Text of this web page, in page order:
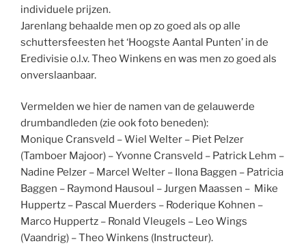
individuele prijzen.
Jarenlang behaalde men op zo goed als op alle
schuttersfeesten het ‘Hoogste Aantal Punten’ in de
Eredivisie o.l.v. Theo Winkens en was men zo goed als
onverslaanbaar.
Vermelden we hier de namen van de gelauwerde
drumbandleden (zie ook foto beneden):
Monique Cransveld – Wiel Welter – Piet Pelzer
(Tamboer Majoor) – Yvonne Cransveld – Patrick Lehm –
Nadine Pelzer – Marcel Welter – Ilona Baggen – Patricia
Baggen – Raymond Hausoul – Jurgen Maassen – Mike
Huppertz – Pascal Muerders – Roderique Kohnen –
Marco Huppertz – Ronald Vleugels – Leo Wings
(Vaandrig) – Theo Winkens (Instructeur).